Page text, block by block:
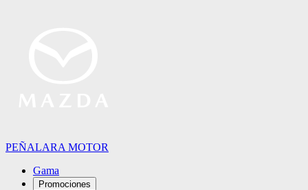
PEÑALARA MOTOR
Gama
Promociones